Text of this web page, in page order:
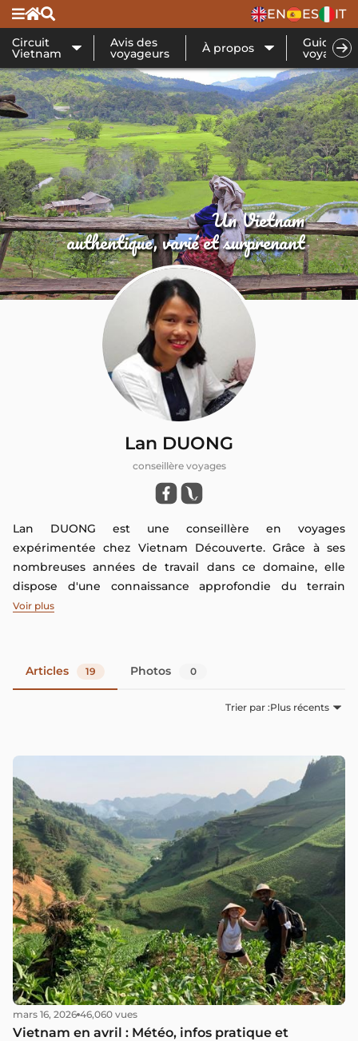
EN ES IT
Circuit
Vietnam
Avis des
voyageurs À propos Guide de
voyage
Un Vietnam
authentique, varié et surprenant
Lan DUONG
conseillère voyages
Lan DUONG est une conseillère en voyages
expérimentée chez Vietnam Découverte. Grâce à ses
nombreuses années de travail dans ce domaine, elle
dispose d'une connaissance approfondie du terrain
qu'elle aime partager avec vous à travers ses articles sur
puisse y répondre directement
Voir plus
Articles 19 Photos 0
Trier par :Plus récents
mars 16, 2026 46,060 vues
Vietnam en avril : Météo, infos pratique et